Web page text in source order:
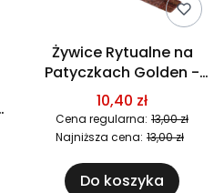
Żywice Rytualne na
Patyczkach Golden -
Róża
10,40 zł
Cena regularna: 13,00 zł
Najniższa cena: 13,00 zł
Do koszyka